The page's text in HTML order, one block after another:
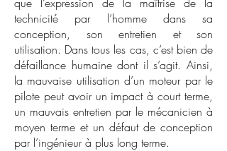
technicité par l’homme dans sa
conception, son entretien et son
utilisation. Dans tous les cas, c’est bien de
défaillance humaine dont il s’agit. Ainsi,
la mauvaise utilisation d’un moteur par le
pilote peut avoir un impact à court terme,
un mauvais entretien par le mécanicien à
moyen terme et un défaut de conception
par l’ingénieur à plus long terme.